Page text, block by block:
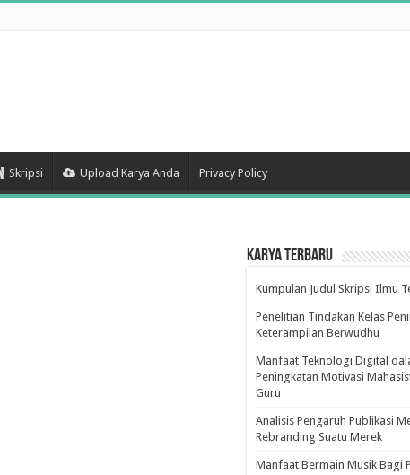
Skripsi Upload Karya Anda Privacy Policy
Karya Terbaru
Kumpulan Judul Skripsi Ilmu
Penelitian Tindakan Kelas
Keterampilan Berwudhu
Manfaat Teknologi Digital
Peningkatan Motivasi
Guru
Analisis Pengaruh Publikasi
Rebranding Suatu Merek
Manfaat Bermain Musik Bagi